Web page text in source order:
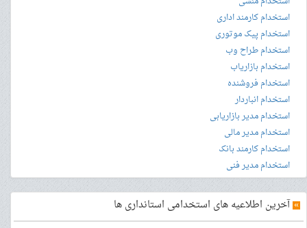
استخدام کارمند اداری
استخدام پیک موتوری
استخدام طراح وب
استخدام بازاریاب
استخدام فروشنده
استخدام انباردار
استخدام مدیر بازاریابی
استخدام مدیر مالی
استخدام کارمند بانک
استخدام مدیر فنی
»آخرین اطلاعیه های استخدامی استانداری ها